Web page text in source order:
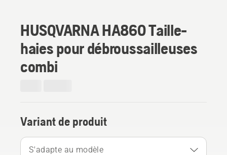
HUSQVARNA HA860 Taille-
haies pour débroussailleuses
combi
Variant de produit
S'adapte au modèle